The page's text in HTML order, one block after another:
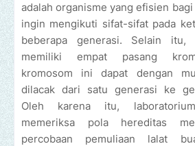
adalah organisme yang efisien
ingin mengikuti sifat-sifat pada
beberapa generasi. Selain itu,
memiliki empat pasang
kromosom ini dapat dengan
dilacak dari satu generasi ke
Oleh karena itu,
memeriksa pola hereditas
percobaan pemuliaan lalat